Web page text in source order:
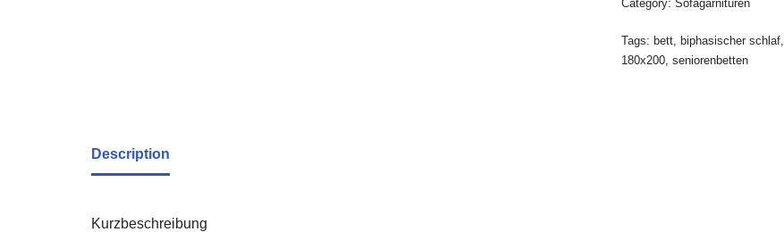
Category: Sofagarnituren
Tags: bett, biphasischer schlaf,
180x200, seniorenbetten
Description
Kurzbeschreibung